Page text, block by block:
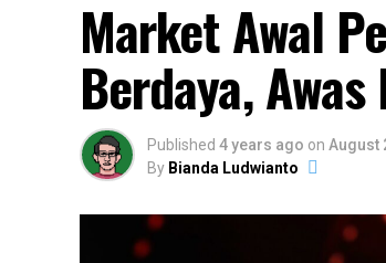
Market Awal
Berdaya,
Published 4 years ago on August
By Bianda Ludwianto